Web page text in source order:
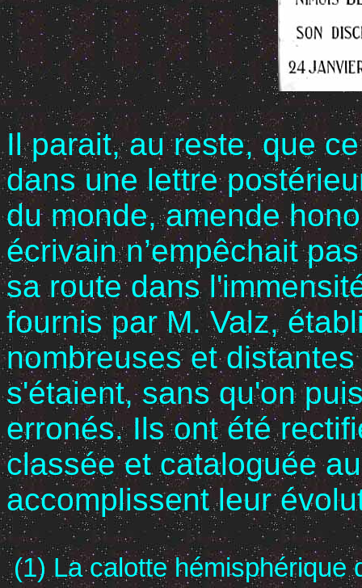
Il parait, au reste, que
dans une lettre
du monde, amende
écrivain n’empêchait
sa route dans
fournis par M. Valz,
nombreuses et
s'étaient, sans qu'on
erronés. Ils ont été
classée et cataloguée
accomplissent leur
(1) La calotte hémisphérique